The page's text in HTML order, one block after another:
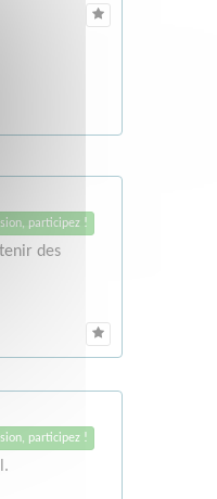
participez !
des
participez !